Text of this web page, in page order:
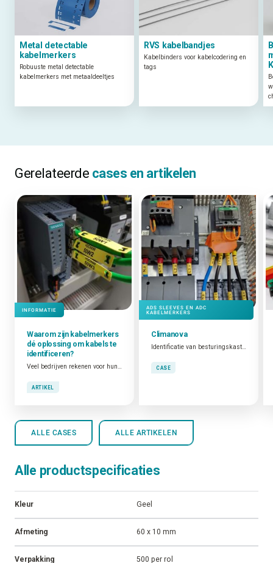
Metal detectable
kabelmerkers
Robuuste metal detectable
kabelmerkers met metaaldeeltjes
RVS kabelbandjes
Kabelbinders voor kabelcodering en
tags
Gerelateerde cases en artikelen
INFORMATIE
Waarom zijn kabelmerkers
dé oplossing om kabels te
identificeren?
ARTIKEL
ADS SLEEVES EN ADC
KABELMERKERS
Climanova
CASE
ALLE CASES ALLE ARTIKELEN
Alle productspecificaties
Kleur Geel
Afmeting 60 x 10 mm
Verpakking 500 per rol